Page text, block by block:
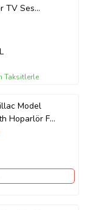
TV Ses
Taksitlerle
Model
Hoparlör Fm
Speaker